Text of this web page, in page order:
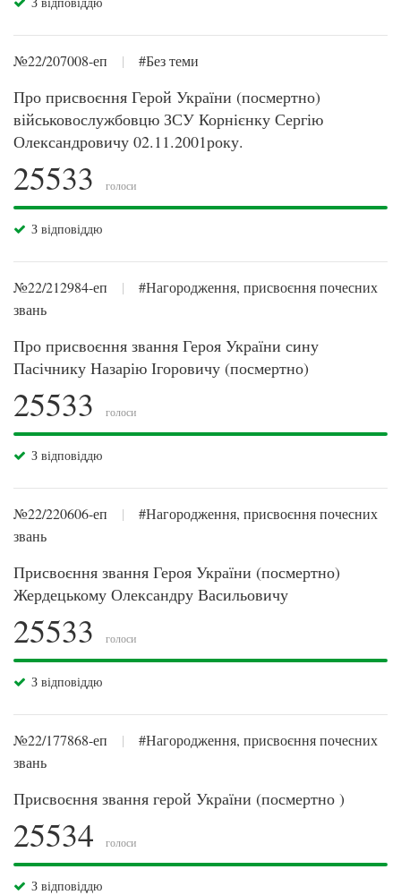
№22/207008-еп | #Без теми
Про присвоєння Герой України (посмертно)
військовослужбовцю ЗСУ Корнієнку Сергію
Олександровичу 02.11.2001року.
25533 голоси
З відповіддю
№22/212984-еп |
#Нагородження, присвоєння почесних
звань
Про присвоєння звання Героя України сину
Пасічнику Назарію Ігоровичу (посмертно)
25533 голоси
З відповіддю
№22/220606-еп |
#Нагородження, присвоєння почесних
звань
Присвоєння звання Героя України (посмертно)
Жердецькому Олександру Васильовичу
25533 голоси
З відповіддю
№22/177868-еп |
#Нагородження, присвоєння почесних
звань
Присвоєння звання герой України (посмертно )
25534 голоси
З відповіддю